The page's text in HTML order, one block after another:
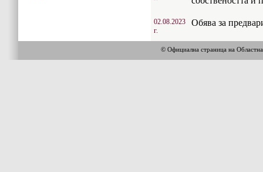
02.08.2023
г.
Обява за
© Официална страница на